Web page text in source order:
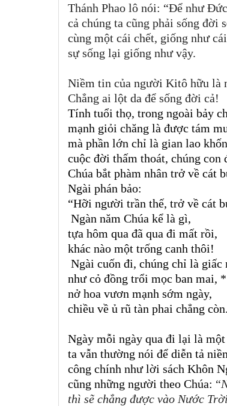
Thánh Phao lô nói: “Để như
cả chúng ta cũng phải sống
cùng một cái chết, giống như
sự sống lại giống như vậy.
Niềm tin của người Kitô hữu là
Chẳng ai lột da để sống đời cả!
Tính tuổi thọ, trong ngoài bảy
mạnh giỏi chăng là được tám
mà phần lớn chỉ là gian lao
cuộc đời thấm thoát, chúng con
Chúa bắt phàm nhân trở về cát
Ngài phán bảo:
“Hỡi người trần thế, trở về cát
Ngàn năm Chúa kể là gì,
tựa hôm qua đã qua đi mất rồi,
khác nào một trống canh thôi!
Ngài cuốn đi, chúng chỉ là giấc
như cỏ đồng trổi mọc ban mai, *
nở hoa vươn mạnh sớm ngày,
chiều về ủ rũ tàn phai chẳng còn.
Ngày mỗi ngày qua đi lại là
ta vẫn thường nói để diễn tả
công chính như lời sách Khôn
cũng những người theo Chúa: “
thì sẽ chẳng được vào Nước Trời